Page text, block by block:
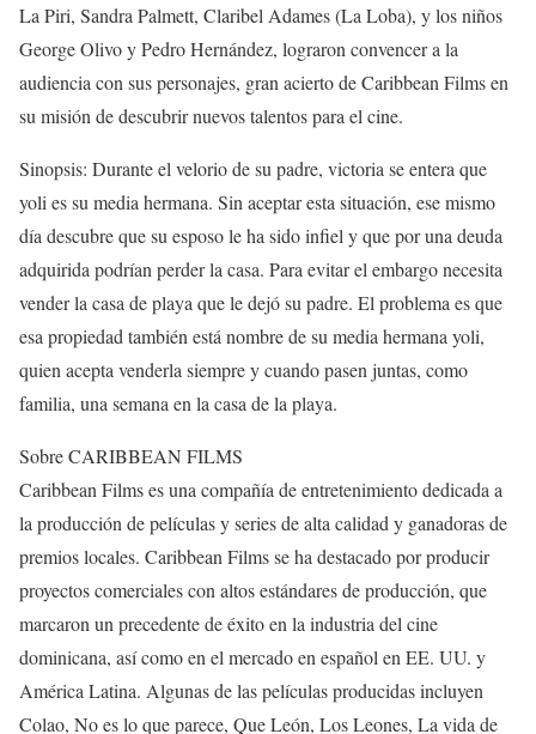
La Piri, Sandra Palmett, Claribel Adames (La Loba), y los niños
George Olivo y Pedro Hernández, lograron convencer a la
audiencia con sus personajes, gran acierto de Caribbean Films en
su misión de descubrir nuevos talentos para el cine.
Sinopsis: Durante el velorio de su padre, victoria se entera que
yoli es su media hermana. Sin aceptar esta situación, ese mismo
día descubre que su esposo le ha sido infiel y que por una deuda
adquirida podrían perder la casa. Para evitar el embargo necesita
vender la casa de playa que le dejó su padre. El problema es que
esa propiedad también está nombre de su media hermana yoli,
quien acepta venderla siempre y cuando pasen juntas, como
familia, una semana en la casa de la playa.
Sobre CARIBBEAN FILMS
Caribbean Films es una compañía de entretenimiento dedicada a
la producción de películas y series de alta calidad y ganadoras de
premios locales. Caribbean Films se ha destacado por producir
proyectos comerciales con altos estándares de producción, que
marcaron un precedente de éxito en la industria del cine
dominicana, así como en el mercado en español en EE. UU. y
América Latina. Algunas de las películas producidas incluyen
Colao, No es lo que parece, Que León, Los Leones, La vida de